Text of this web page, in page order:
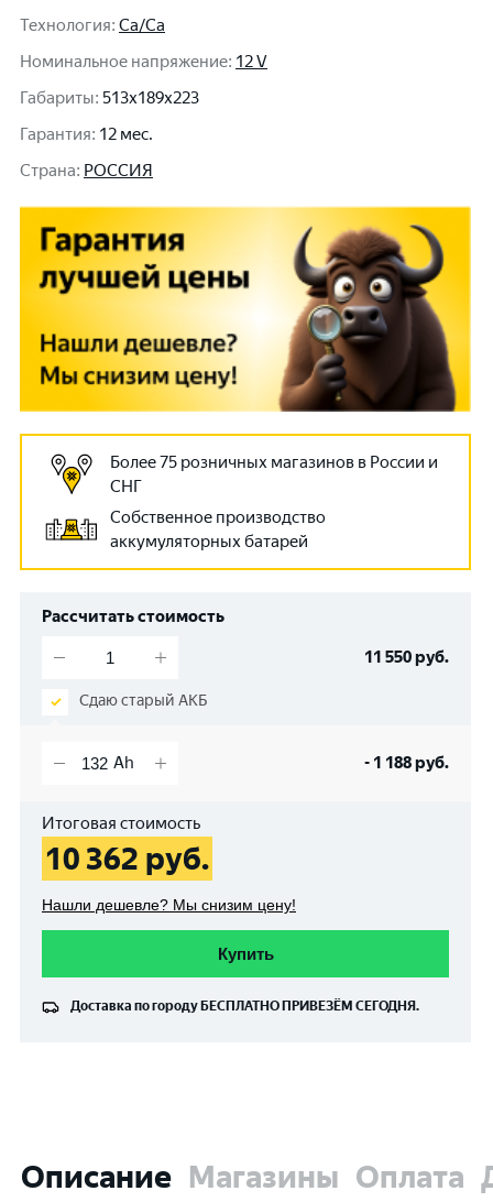
Технология: Ca/Ca
Номинальное напряжение: 12 V
Габариты: 513x189x223
Гарантия: 12 мес.
Cтрана: РОССИЯ
Более 75 розничных магазинов в России и
СНГ
Собственное производство
аккумуляторных батарей
Рассчитать стоимость
11 550руб.
Сдаю старый АКБ
- 1 188руб.
Итоговая стоимость
10 362 руб.
Нашли дешевле? Мы снизим цену!
Купить
Доставка по городу БЕСПЛАТНО ПРИВЕЗЁМ СЕГОДНЯ.
Описание Магазины Оплата